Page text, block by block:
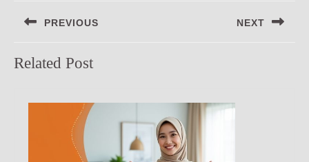
pos
PREVIOUS
post:
NEXT
Related Post